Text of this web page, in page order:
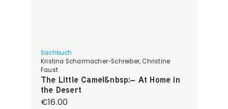
Sachbuch
Kristina Scharmacher-Schreiber, Christine
Faust
The Little Camel&nbsp;– At Home in
the Desert
Regular price:
€16.00